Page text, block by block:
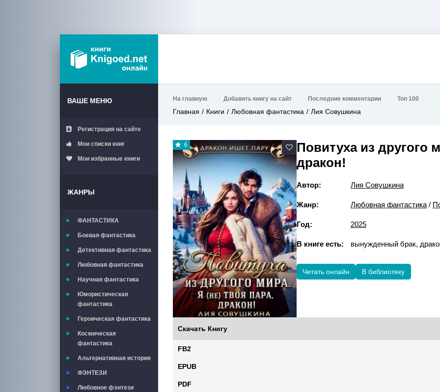
ВАШЕ МЕНЮ
Регистрация на сайте
Мои списки книг
Мои избранные книги
ЖАНРЫ
ФАНТАСТИКА
Боевая фантастика
Детективная фантастика
Любовная фантастика
Научная фантастика
Юмористическая
фантастика
Героическая фантастика
Космическая
фантастика
Альтернативная история
ФЭНТЕЗИ
Любовное фэнтези
На главную Добавить книгу на сайт Последние комментарии Топ 100
Главная Книги Любовная фантастика Лия Совушкина
6
Повитуха из другого
дракон!
Автор: Лия Совушкина
Жанр: Любовная фантастика /
Год: 2025
В книге есть: вынужденный брак,
Читать онлайн В библиотеку
Скачать Книгу
FB2
EPUB
PDF